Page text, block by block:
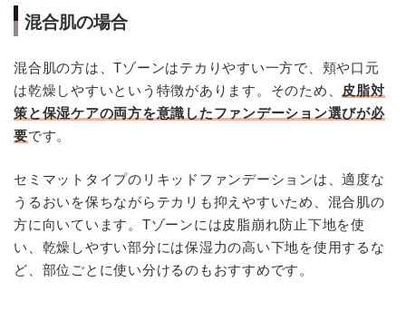
混合肌の場合
混合肌の方は、Tゾーンはテカりやすい一方で、頬や口元
は乾燥しやすいという特徴があります。そのため、 皮脂対
策と保湿ケアの両方を意識したファンデーション選びが必
要です。
セミマットタイプのリキッドファンデーションは、適度な
うるおいを保ちながらテカリも抑えやすいため、混合肌の
方に向いています。Tゾーンには皮脂崩れ防止下地を使
い、乾燥しやすい部分には保湿力の高い下地を使用するな
ど、部位ごとに使い分けるのもおすすめです。